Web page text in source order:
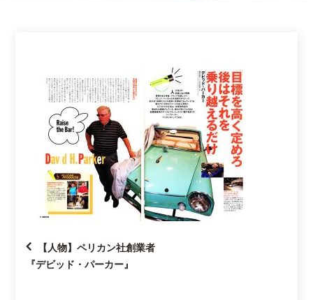
投【人物】ペリカン社創業者
『デビッド・パーカー』